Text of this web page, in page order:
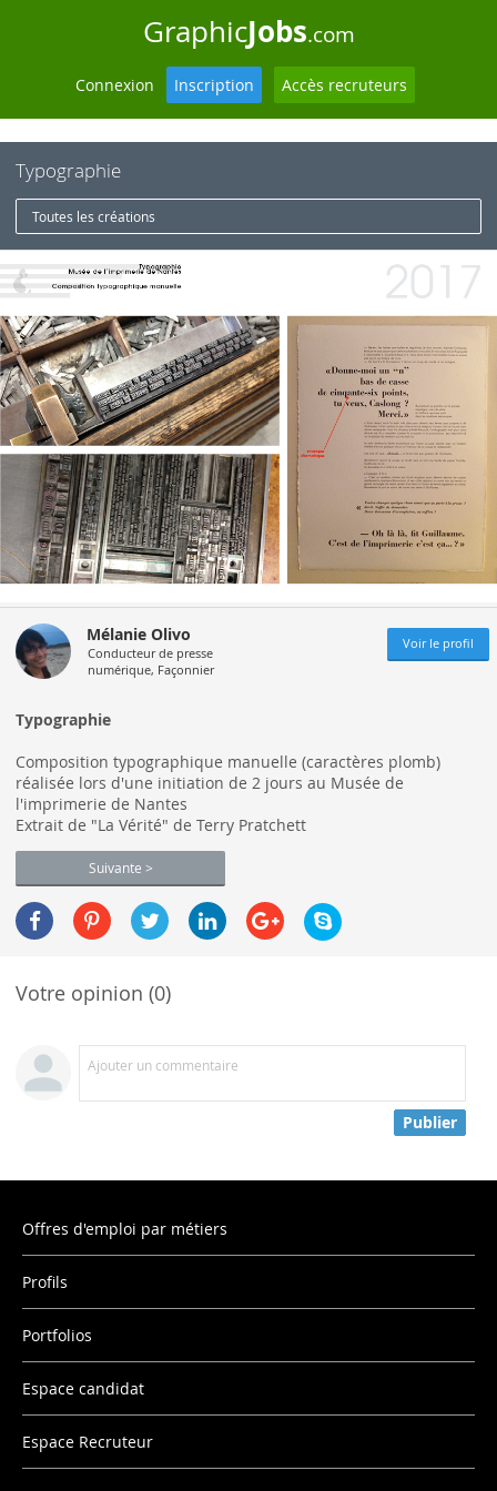
GraphicJobs.com
Connexion Inscription Accès recruteurs
Typographie
Toutes les créations
Mélanie Olivo
Conducteur de presse
numérique, Façonnier
Voir le profil
Typographie
Composition typographique manuelle (caractères plomb)
réalisée lors d'une initiation de 2 jours au Musée de
l'imprimerie de Nantes
Extrait de "La Vérité" de Terry Pratchett
Suivante >
Votre opinion (0)
Ajouter un commentaire
Publier
Offres d'emploi par métiers
Profils
Portfolios
Espace candidat
Espace Recruteur